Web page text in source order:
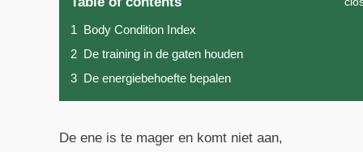
1 Body Condition Index
2 De training in de gaten houden
3 De energiebehoefte bepalen
De ene is te mager en komt niet aan,